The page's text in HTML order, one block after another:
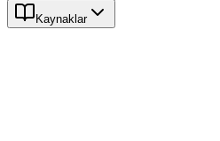
Kaynaklar